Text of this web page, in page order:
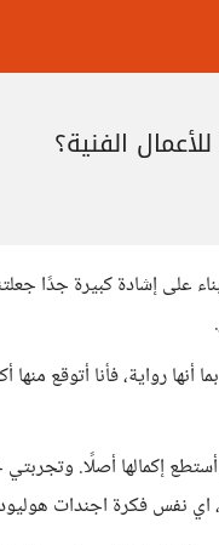
الفنية؟
على إشادة كبيرة جدًا
أنها رواية، فأنا أتوقع
أستطع إكمالها أصلًا.
اي نفس فكرة اجندات